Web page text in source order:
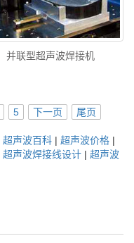
并联型超声波焊接机
5 下一页 尾页
超声波百科 | 超声波价格 |
超声波焊接线设计 | 超声波